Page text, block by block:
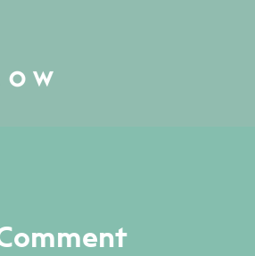
le sous-menu pour les traductions